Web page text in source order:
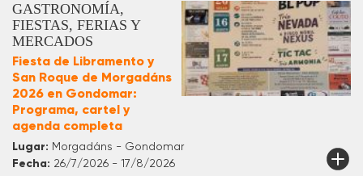
GASTRONOMÍA,
FIESTAS, FERIAS Y
MERCADOS
Fiesta de Libramento y
San Roque de Morgadáns
2026 en Gondomar:
Programa, cartel y
agenda completa
Lugar: Morgadáns - Gondomar
Fecha: 26/7/2026 - 17/8/2026